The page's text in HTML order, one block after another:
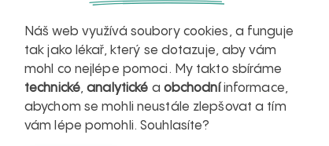
Ztukovatění
jater v datech a
obrazech
Inovativní
léčba
myastenie –
naděje pro ty,
Náš web využívá soubory cookies, a funguje
tak jako lékař, který se dotazuje, aby vám
mohl co nejlépe pomoci. My takto sbíráme
technické,analytické a obchodníinformace,
abychom se mohli neustále zlepšovat a tím
vám lépe pomohli. Souhlasíte?